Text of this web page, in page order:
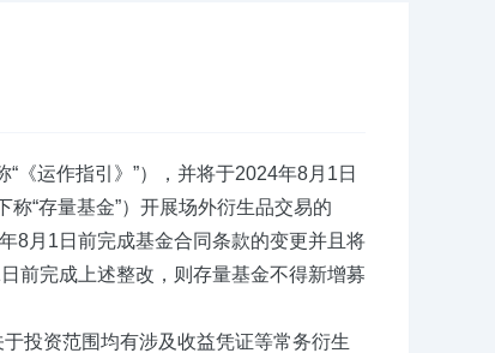
《运作指引》”），并将于2024年8月1日
“存量基金”）开展场外衍生品交易的
8月1日前完成基金合同条款的变更并且将
前完成上述整改，则存量基金不得新增募
投资范围均有涉及收益凭证等常务衍生